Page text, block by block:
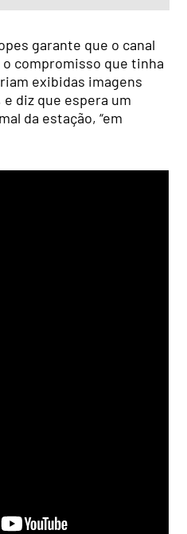
garante que o canal
compromisso que tinha
exibidas imagens
diz que espera um
da estação, “em